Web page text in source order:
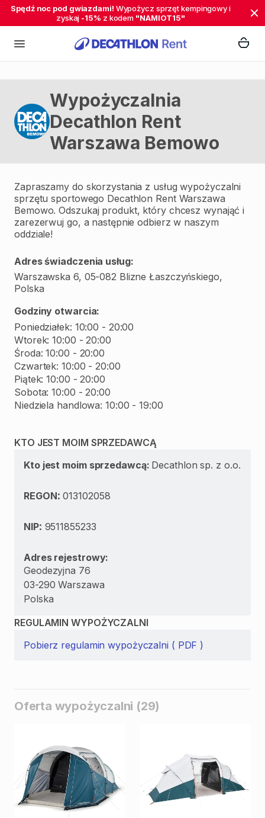
Spędź noc pod gwiazdami! Wypożycz sprzęt kempingowy i
zyskaj -15% z kodem "NAMIOT15"
Wypożyczalnia
Decathlon Rent
Warszawa Bemowo
Zapraszamy do skorzystania z usług wypożyczalni
sprzętu sportowego Decathlon Rent Warszawa
Bemowo. Odszukaj produkt, który chcesz wynająć i
zarezerwuj go, a następnie odbierz w naszym
oddziale!
Adres świadczenia usług:
Warszawska 6, 05-082 Blizne Łaszczyńskiego,
Polska
Godziny otwarcia:
Poniedziałek: 10:00 - 20:00
Wtorek: 10:00 - 20:00
Środa: 10:00 - 20:00
Czwartek: 10:00 - 20:00
Piątek: 10:00 - 20:00
Sobota: 10:00 - 20:00
Niedziela handlowa: 10:00 - 19:00
KTO JEST MOIM SPRZEDAWCĄ
Kto jest moim sprzedawcą: Decathlon sp. z o.o.
REGON:013102058
NIP: 9511855233
Adres rejestrowy:
Geodezyjna 76
03-290 Warszawa
Polska
REGULAMIN WYPOŻYCZALNI
Pobierz regulamin wypożyczalni ( PDF )
Oferta wypożyczalni (29)